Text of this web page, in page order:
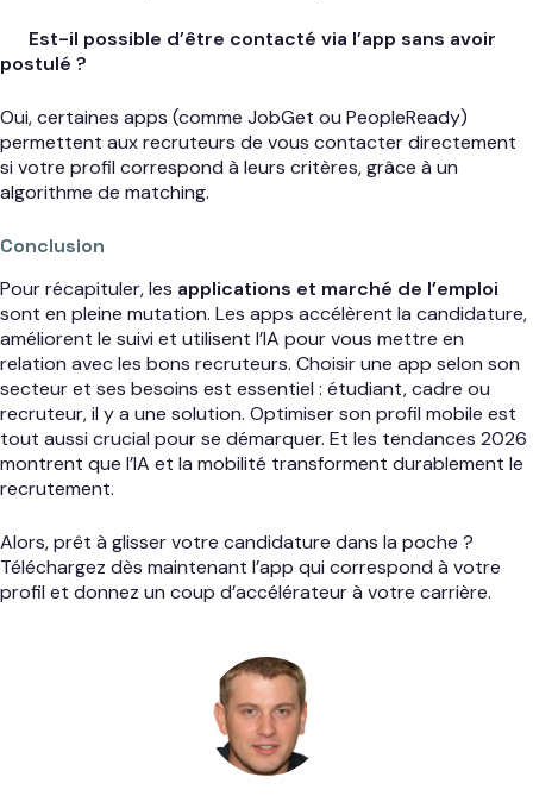
Est-il possible d’être contacté via l’app sans avoir
postulé ?
Oui, certaines apps (comme JobGet ou PeopleReady)
permettent aux recruteurs de vous contacter directement
si votre profil correspond à leurs critères, grâce à un
algorithme de matching.
Conclusion
Pour récapituler, les applications et marché de l’emploi
sont en pleine mutation. Les apps accélèrent la candidature,
améliorent le suivi et utilisent l’IA pour vous mettre en
relation avec les bons recruteurs. Choisir une app selon son
secteur et ses besoins est essentiel : étudiant, cadre ou
recruteur, il y a une solution. Optimiser son profil mobile est
tout aussi crucial pour se démarquer. Et les tendances 2026
montrent que l’IA et la mobilité transforment durablement le
recrutement.
Alors, prêt à glisser votre candidature dans la poche ?
Téléchargez dès maintenant l’app qui correspond à votre
profil et donnez un coup d’accélérateur à votre carrière.